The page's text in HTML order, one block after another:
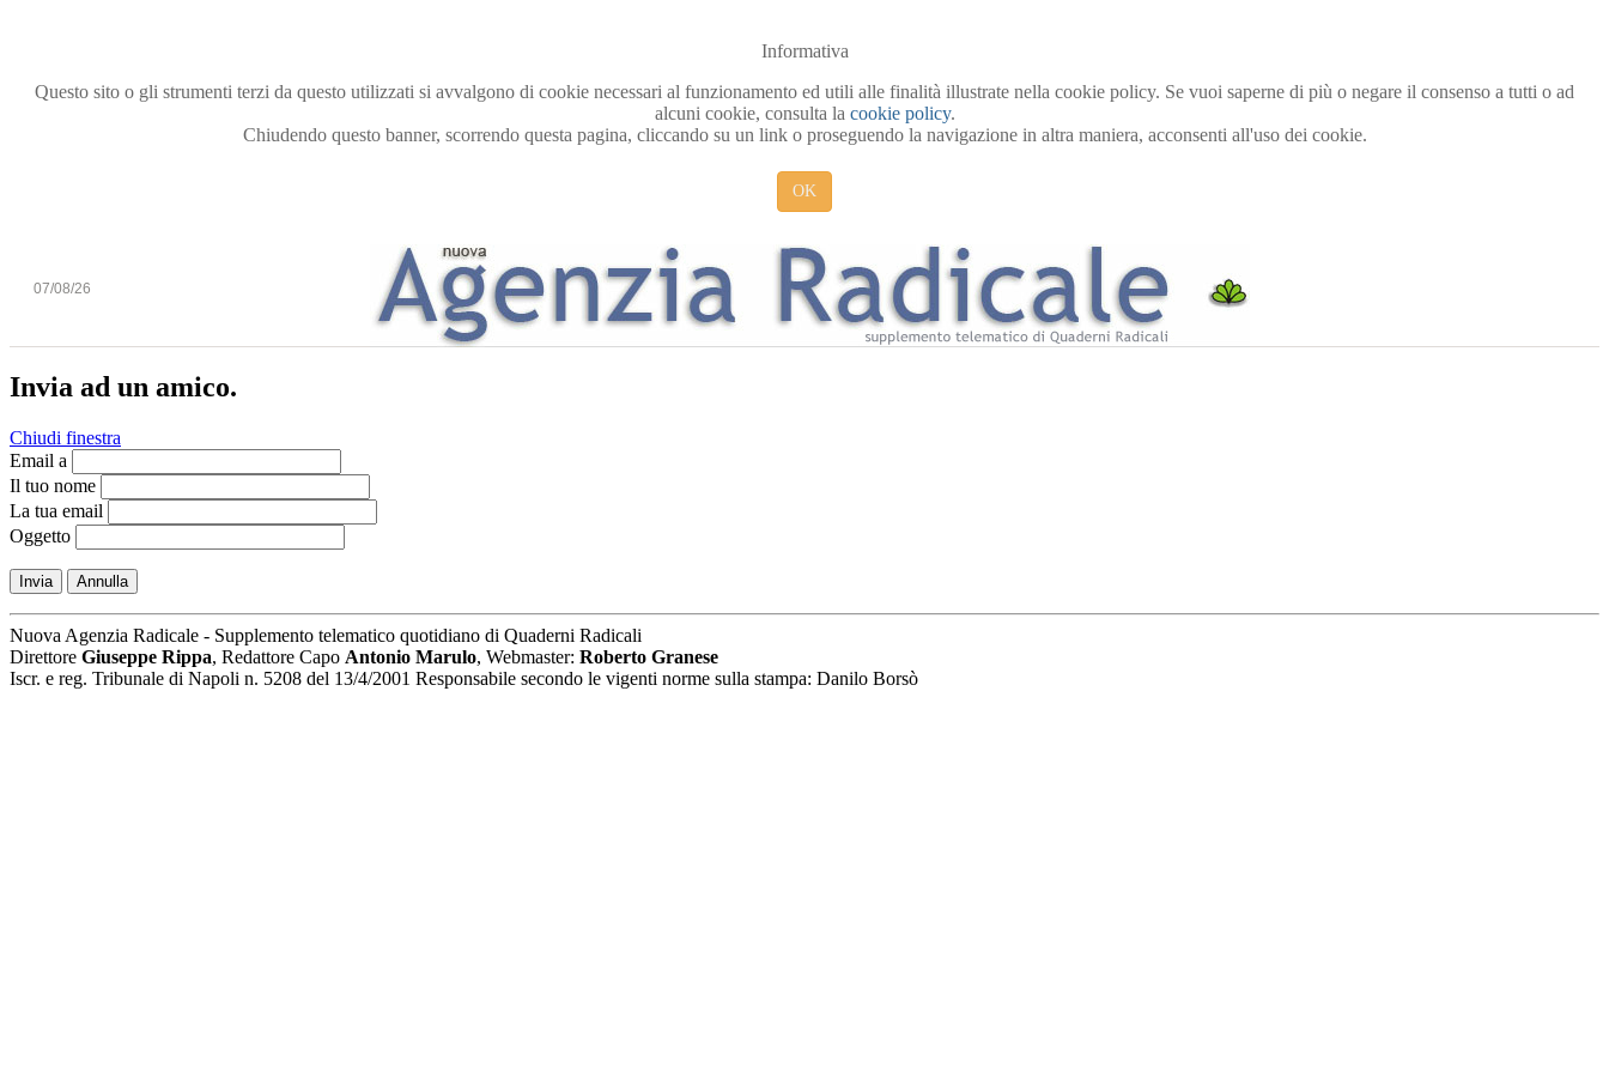
Informativa
Questo sito o gli strumenti terzi da questo utilizzati si avvalgono di cookie necessari al funzionamento ed utili alle finalità illustrate nella cookie policy. Se vuoi saperne di più o negare il consenso a tutti o ad
alcuni cookie, consulta la cookie policy.
Chiudendo questo banner, scorrendo questa pagina, cliccando su un link o proseguendo la navigazione in altra maniera, acconsenti all'uso dei cookie.
OK
07/08/26
Invia ad un amico.
Chiudi finestra
Email a
Il tuo nome
La tua email
Oggetto
Invia Annulla
Nuova Agenzia Radicale - Supplemento telematico quotidiano di Quaderni Radicali
Direttore Giuseppe Rippa, Redattore Capo Antonio Marulo, Webmaster: Roberto Granese
Iscr. e reg. Tribunale di Napoli n. 5208 del 13/4/2001 Responsabile secondo le vigenti norme sulla stampa: Danilo Borsò